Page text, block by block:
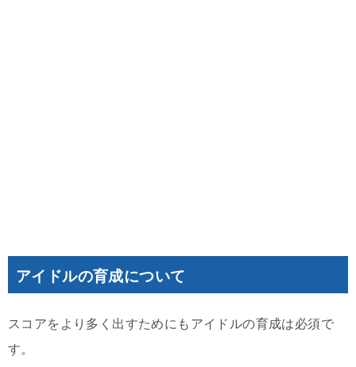
アイドルの育成について
スコアをより多く出すためにもアイドルの育成は必須で
す。